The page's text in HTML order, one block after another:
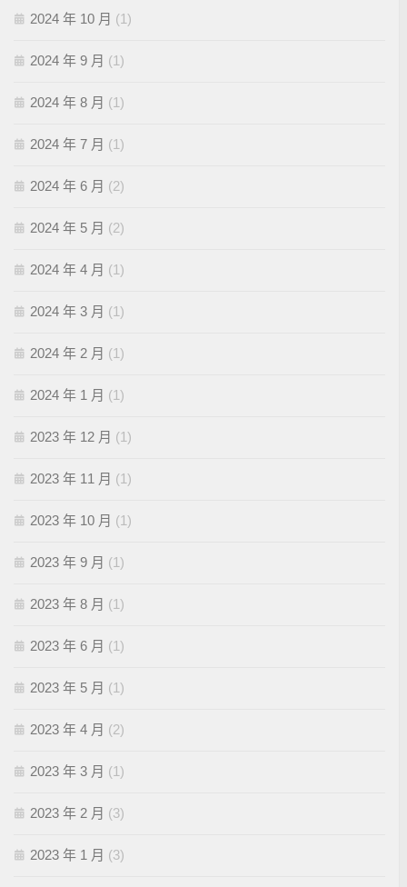
2024 年 10 月 (1)
2024 年 9 月 (1)
2024 年 8 月 (1)
2024 年 7 月 (1)
2024 年 6 月 (2)
2024 年 5 月 (2)
2024 年 4 月 (1)
2024 年 3 月 (1)
2024 年 2 月 (1)
2024 年 1 月 (1)
2023 年 12 月 (1)
2023 年 11 月 (1)
2023 年 10 月 (1)
2023 年 9 月 (1)
2023 年 8 月 (1)
2023 年 6 月 (1)
2023 年 5 月 (1)
2023 年 4 月 (2)
2023 年 3 月 (1)
2023 年 2 月 (3)
2023 年 1 月 (3)